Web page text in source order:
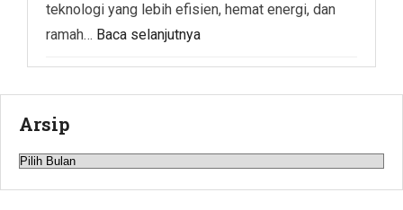
teknologi yang lebih efisien, hemat energi, dan
ramah… Baca selanjutnya
Arsip
Arsip